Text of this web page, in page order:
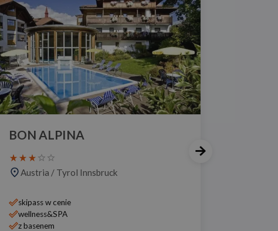
BON ALPINA
Austria / Tyrol Innsbruck
skipass w cenie
wellness&SPA
z basenem